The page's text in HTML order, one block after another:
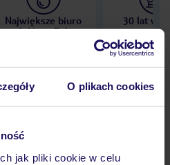
O plikach cookies
jak pliki cookie w celu
Największe biuro
podróży w Polsce
30 lat w